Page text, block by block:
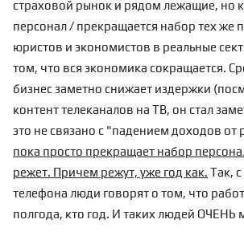
страховой рынок и рядом лежащие, но
персонал / прекращается набор тех же
юристов и экономистов в реальные
том, что вся экономика сокращается.
бизнес заметно снижает издержки
контент телеканалов на ТВ, он стал
это не связано с "падением доходов от
пока просто прекращает набор
режет. Причем режут, уже год как. Так,
телефона люди говорят о том, что
полгода, кто год. И таких людей ОЧЕНЬ